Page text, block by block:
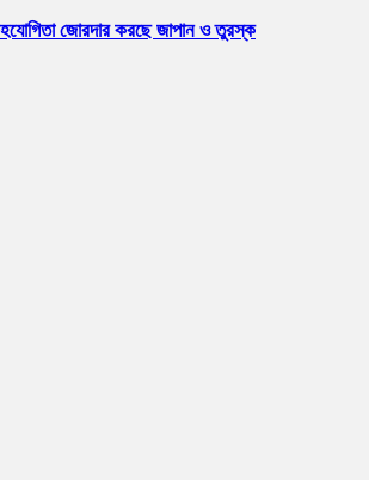
জোরদার করছে জাপান ও তুরস্ক